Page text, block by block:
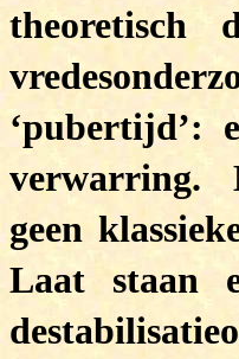
‘pubertijd’:
verwarring.
geen
Laat staan